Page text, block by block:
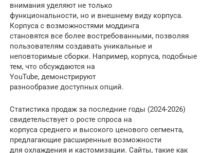
внимания уделяют не только
функциональности, но и внешнему виду корпуса.
Корпуса с возможностями моддинга
становятся все более востребованными, позволяя
пользователям создавать уникальные и
неповторимые сборки. Например, корпуса, подобные
тем, что обсуждаются на
YouTube, демонстрируют
разнообразие доступных опций.
Статистика продаж за последние годы (2024-2026)
свидетельствует о росте спроса на
корпуса среднего и высокого ценового сегмента,
предлагающие расширенные возможности
для охлаждения и кастомизации. Сайты, такие как